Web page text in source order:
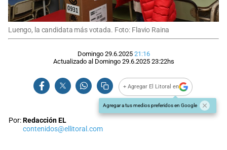
Luengo, la candidata más votada. Foto: Flavio Raina
Domingo 29.6.2025 21:16
Actualizado al Domingo 29.6.2025 23:22hs
+ Agregar El Litoral en
Agregar a tus medios preferidos en Google
Por:Redacción EL
contenidos@ellitoral.com